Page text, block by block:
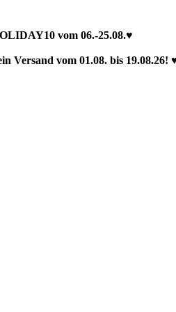
vom 06.-25.08.♥
Versand vom 01.08. bis 19.08.26!